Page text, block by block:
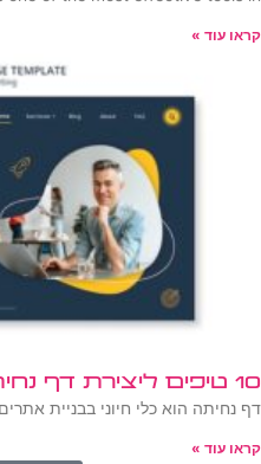
קראו עוד »
10 טיפים ליצירת דף נחיתה שממיר
דף נחיתה הוא כלי חיוני בבניית
קראו עוד »